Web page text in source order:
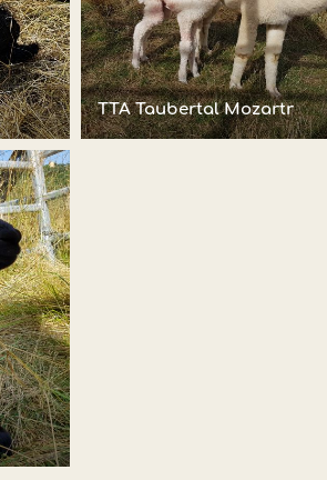
TTA Taubertal Mozartr